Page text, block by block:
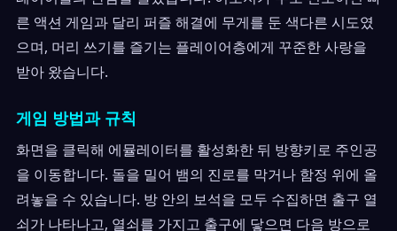
른 액션 게임과 달리 퍼즐 해결에 무게를 둔 색다른 시도였
으며, 머리 쓰기를 즐기는 플레이어층에게 꾸준한 사랑을
받아 왔습니다.
게임 방법과 규칙
화면을 클릭해 에뮬레이터를 활성화한 뒤 방향키로 주인공
을 이동합니다. 돌을 밀어 뱀의 진로를 막거나 함정 위에 올
려놓을 수 있습니다. 방 안의 보석을 모두 수집하면 출구 열
쇠가 나타나고, 열쇠를 가지고 출구에 닿으면 다음 방으로